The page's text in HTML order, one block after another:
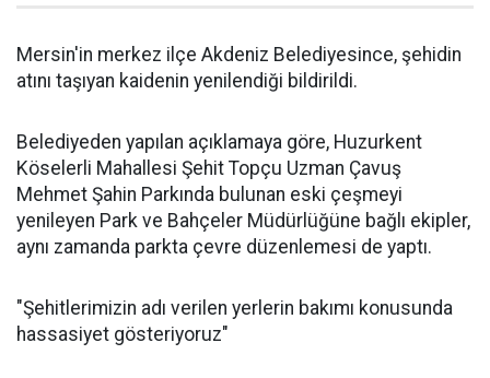
Mersin'in merkez ilçe Akdeniz Belediyesince, şehidin
atını taşıyan kaidenin yenilendiği bildirildi.
Belediyeden yapılan açıklamaya göre, Huzurkent
Köselerli Mahallesi Şehit Topçu Uzman Çavuş
Mehmet Şahin Parkında bulunan eski çeşmeyi
yenileyen Park ve Bahçeler Müdürlüğüne bağlı ekipler,
aynı zamanda parkta çevre düzenlemesi de yaptı.
"Şehitlerimizin adı verilen yerlerin bakımı konusunda
hassasiyet gösteriyoruz"